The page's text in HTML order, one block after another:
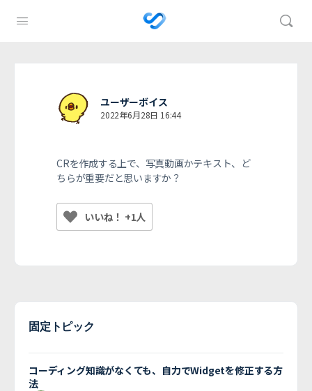
ユーザーボイス
2022年6月28日 16:44
CRを作成する上で、写真動画かテキスト、ど
ちらが重要だと思いますか？
いいね！ +1人
固定トピック
コーディング知識がなくても、自力でWidgetを修正する方
法